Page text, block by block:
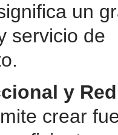
un
servicio de
y
crear